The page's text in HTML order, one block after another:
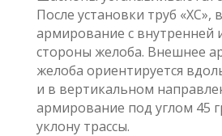
После установки труб «ХС»,
армирование с внутренней
стороны желоба. Внешнее
желоба ориентируется
и в вертикальном
армирование под углом 45
уклону трассы.